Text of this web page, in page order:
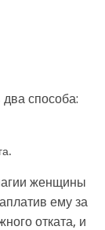
способа:
женщины
ему за
отката, и